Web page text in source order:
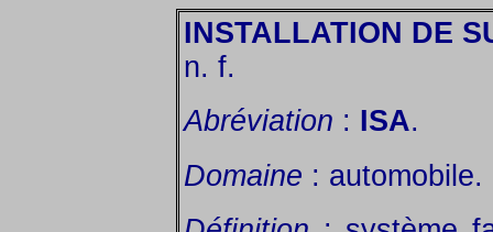
INSTALLATION DE
n. f.
Abréviation : ISA.
Domaine : automobile.